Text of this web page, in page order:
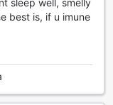
best is, if u imune